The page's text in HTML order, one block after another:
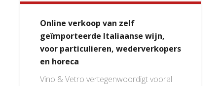
Online verkoop van zelf
geïmporteerde Italiaanse wijn,
voor particulieren, wederverkopers
en horeca
Vino & Vetro vertegenwoordigt vooral